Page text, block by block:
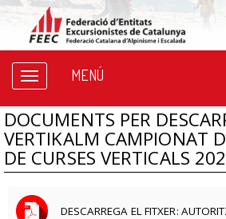
MENÚ
DOCUMENTS PER
VERTIKALM CAMPIONAT
DE CURSES VERTICALS
DESCARREGA EL FITXER: